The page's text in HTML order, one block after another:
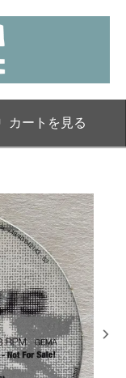
カートを見る